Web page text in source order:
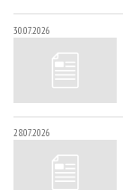
30.07.2026
28.07.2026